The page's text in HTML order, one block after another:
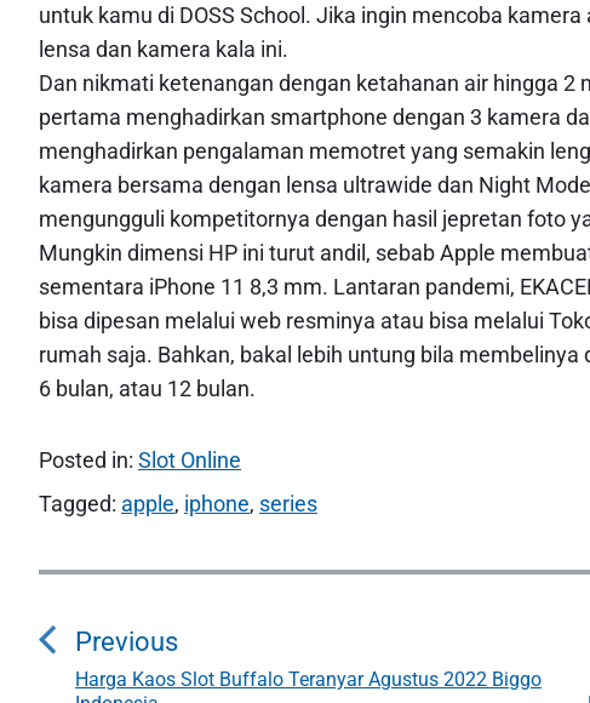
untuk kamu di DOSS School. Jika ingin mencoba
lensa dan kamera kala ini.
Dan nikmati ketenangan dengan ketahanan air hingga
pertama menghadirkan smartphone dengan 3 kamera
menghadirkan pengalaman memotret yang semakin
kamera bersama dengan lensa ultrawide dan Night
mengungguli kompetitornya dengan hasil jepretan foto
Mungkin dimensi HP ini turut andil, sebab Apple
sementara iPhone 11 8,3 mm. Lantaran pandemi,
bisa dipesan melalui web resminya atau bisa melalui
rumah saja. Bahkan, bakal lebih untung bila
6 bulan, atau 12 bulan.
Posted in: Slot Online
Tagged: apple, iphone, series
P
o
Previous
P
Harga Kaos Slot Buffalo Teranyar Agustus 2022 Biggo